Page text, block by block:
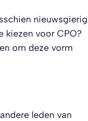
nieuwsgierig
kiezen voor CPO?
om deze vorm
leden van